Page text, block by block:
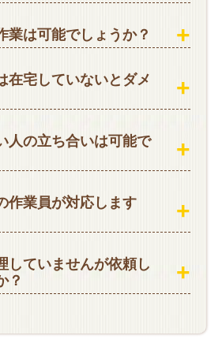
業は可能でしょうか？
在宅していないとダメ
人の立ち合いは可能で
作業員が対応します
していませんが依頼し
？